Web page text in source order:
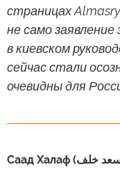
страницах
не само
в киевском
сейчас стали
очевидны для